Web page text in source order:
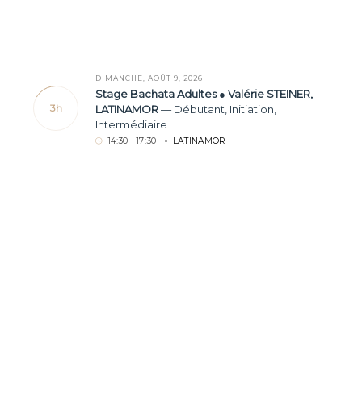
3h
DIMANCHE, AOÛT 9, 2026
Stage Bachata Adultes ● Valérie STEINER,
LATINAMOR— Débutant Initiation
Intermédiaire
14:30 - 17:30 LATINAMOR